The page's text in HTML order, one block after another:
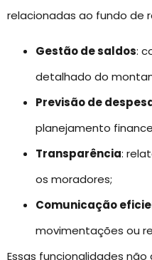
relacionadas ao fundo de
Gestão de saldos:
detalhado do
Previsão de
planejamento
Transparência:
os moradores;
Comunicação
movimentações ou
Essas funcionalidades